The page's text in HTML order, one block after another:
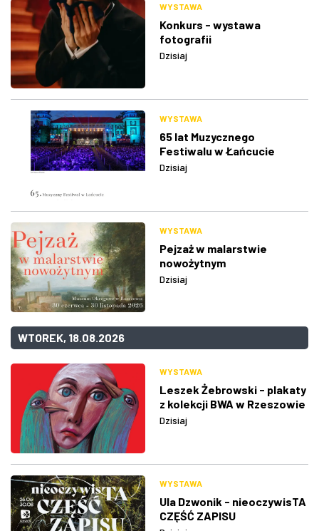
WYSTAWA
Konkurs - wystawa
fotografii
Dzisiaj
WYSTAWA
65 lat Muzycznego
Festiwalu w Łańcucie
Dzisiaj
WYSTAWA
Pejzaż w malarstwie
nowożytnym
Dzisiaj
WTOREK, 18.08.2026
WYSTAWA
Leszek Żebrowski - plakaty
z kolekcji BWA w Rzeszowie
Dzisiaj
WYSTAWA
Ula Dzwonik - nieoczywisTA
CZĘŚĆ ZAPISU